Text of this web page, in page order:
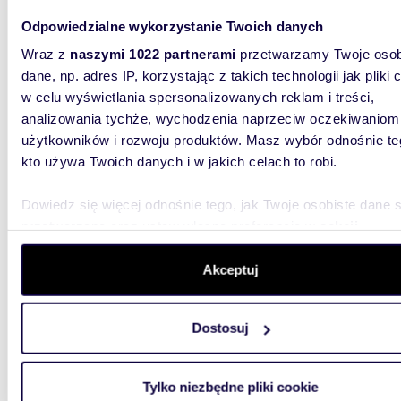
Odpowiedzialne wykorzystanie Twoich danych
Wraz z naszymi 1022 partnerami przetwarzamy Twoje
dane, np. adres IP, korzystając z takich technologii jak pliki
w celu wyświetlania spersonalizowanych reklam i treści,
analizowania tychże, wychodzenia naprzeciw oczekiwaniom
użytkowników i rozwoju produktów. Masz wybór odnośnie
kto używa Twoich danych i w jakich celach to robi.
Dowiedz się więcej odnośnie tego, jak Twoje osobiste dane
szczegółów. W Deklaracji plików cookie możesz zmienić
wycofać swoją zgodę w dowolnej chwili.
aby oferować funkcje społecznościowe i analizować ruch w
witrynie. Informacje o tym, jak korzystasz z naszej witryny,
analitycznym. Partnerzy mogą połączyć te informacje z
Akceptuj
Dostosuj
Tylko niezbędne pliki cookie
185m
dom
Na